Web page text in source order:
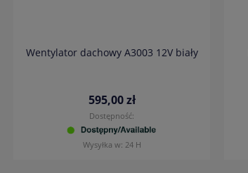
Wentylator dachowy A3003 12V biały
595,00 zł
Dostępność:
Wysyłka w: 24 H